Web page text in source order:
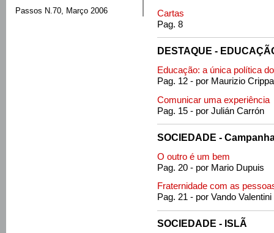
Passos N.70, Março 2006
Cartas
Pag. 8
DESTAQUE -
Educação: a única política
Pag. 12 - por Maurizio Crippa
Comunicar uma experiência
Pag. 15 - por Julián Carrón
SOCIEDADE -
O outro é um bem
Pag. 20 - por Mario Dupuis
Fraternidade com as
Pag. 21 - por Vando Valentini
SOCIEDADE - ISLÃ